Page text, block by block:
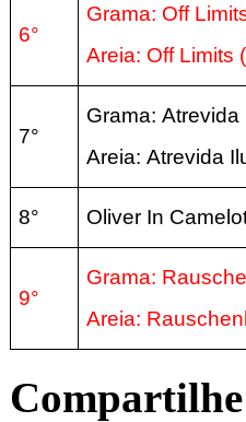
6°
Grama: Off
Areia: Off Limits
7°
Grama: Atrevida
Areia: Atrevida
8° Oliver In
9°
Grama:
Areia:
Compartilhe